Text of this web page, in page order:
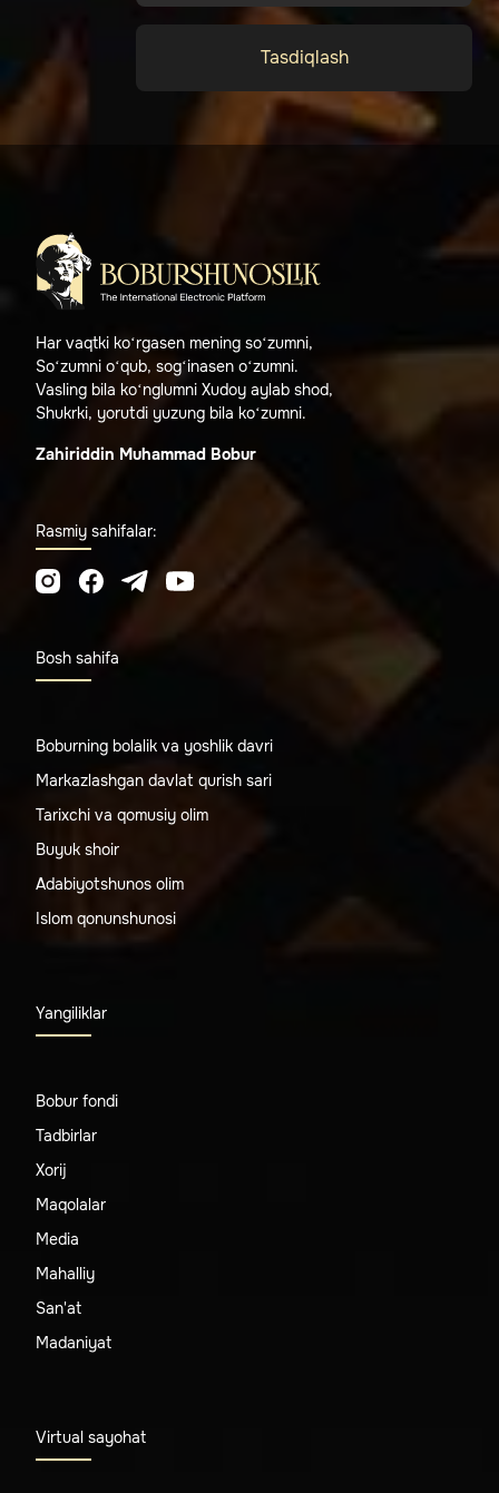
Tasdiqlash
Har vaqtki ko‘rgasen mening so‘zumni,
So‘zumni o‘qub, sog‘inasen o‘zumni.
Vasling bila ko‘nglumni Xudoy aylab shod,
Shukrki, yorutdi yuzung bila ko‘zumni.
Zahiriddin Muhammad Bobur
Rasmiy sahifalar:
Bosh sahifa
Boburning bolalik va yoshlik davri
Markazlashgan davlat qurish sari
Tarixchi va qomusiy olim
Buyuk shoir
Adabiyotshunos olim
Islom qonunshunosi
Yangiliklar
Bobur fondi
Tadbirlar
Xorij
Maqolalar
Media
Mahalliy
San'at
Madaniyat
Virtual sayohat